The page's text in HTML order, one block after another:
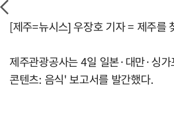
[제주=뉴시스] 우장호 기자 = 제주를
제주관광공사는 4일 일본·대만·싱
콘텐츠: 음식' 보고서를 발간했다.